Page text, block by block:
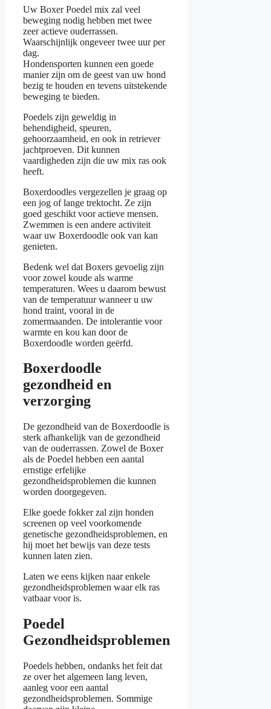
Uw Boxer Poedel mix zal veel
beweging nodig hebben met twee
zeer actieve ouderrassen.
Waarschijnlijk ongeveer twee uur per
dag.
Hondensporten kunnen een goede
manier zijn om de geest van uw hond
bezig te houden en tevens uitstekende
beweging te bieden.
Poedels zijn geweldig in
behendigheid, speuren,
gehoorzaamheid, en ook in retriever
jachtproeven. Dit kunnen
vaardigheden zijn die uw mix ras ook
heeft.
Boxerdoodles vergezellen je graag op
een jog of lange trektocht. Ze zijn
goed geschikt voor actieve mensen.
Zwemmen is een andere activiteit
waar uw Boxerdoodle ook van kan
genieten.
Bedenk wel dat Boxers gevoelig zijn
voor zowel koude als warme
temperaturen. Wees u daarom bewust
van de temperatuur wanneer u uw
hond traint, vooral in de
zomermaanden. De intolerantie voor
warmte en kou kan door de
Boxerdoodle worden geërfd.
Boxerdoodle
gezondheid en
verzorging
De gezondheid van de Boxerdoodle is
sterk afhankelijk van de gezondheid
van de ouderrassen. Zowel de Boxer
als de Poedel hebben een aantal
ernstige erfelijke
gezondheidsproblemen die kunnen
worden doorgegeven.
Elke goede fokker zal zijn honden
screenen op veel voorkomende
genetische gezondheidsproblemen, en
hij moet het bewijs van deze tests
kunnen laten zien.
Laten we eens kijken naar enkele
gezondheidsproblemen waar elk ras
vatbaar voor is.
Poedel
Gezondheidsproblemen
Poedels hebben, ondanks het feit dat
ze over het algemeen lang leven,
aanleg voor een aantal
gezondheidsproblemen. Sommige